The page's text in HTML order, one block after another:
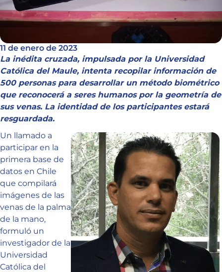
11 de enero de 2023
La inédita cruzada, impulsada por la Universidad
Católica del Maule, intenta recopilar información de
500 personas para desarrollar un método biométrico
que reconocerá a seres humanos por la geometría de
sus venas. La identidad de los participantes estará
resguardada.
Un llamado a
participar en la
primera base de
datos en Chile
que compilará
imágenes de las
venas de la palma
de la mano,
formuló un
investigador de la
Universidad
Católica del